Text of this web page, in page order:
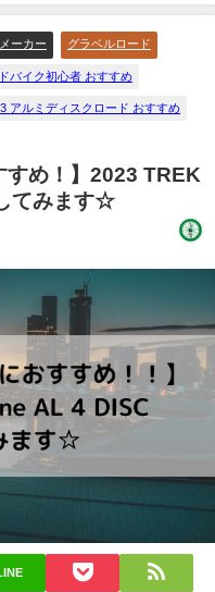
ーカー グラベルロード
バイク初心者 おすすめ
アルミディスクロード おすすめ
すめ！】2023 TREK
てみます☆